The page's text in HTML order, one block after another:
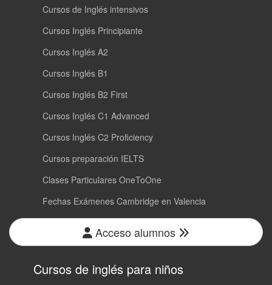
Cursos de Inglés intensivos
Cursos Inglés Principiante
Cursos Inglés A2
Cursos Inglés B1
Cursos Inglés B2 First
Cursos Inglés C1 Advanced
Cursos Inglés C2 Proficiency
Cursos preparación IELTS
Clases Particulares OneToOne
Fechas Exámenes Cambridge en Valencia
Acceso alumnos
Cursos de inglés para niños